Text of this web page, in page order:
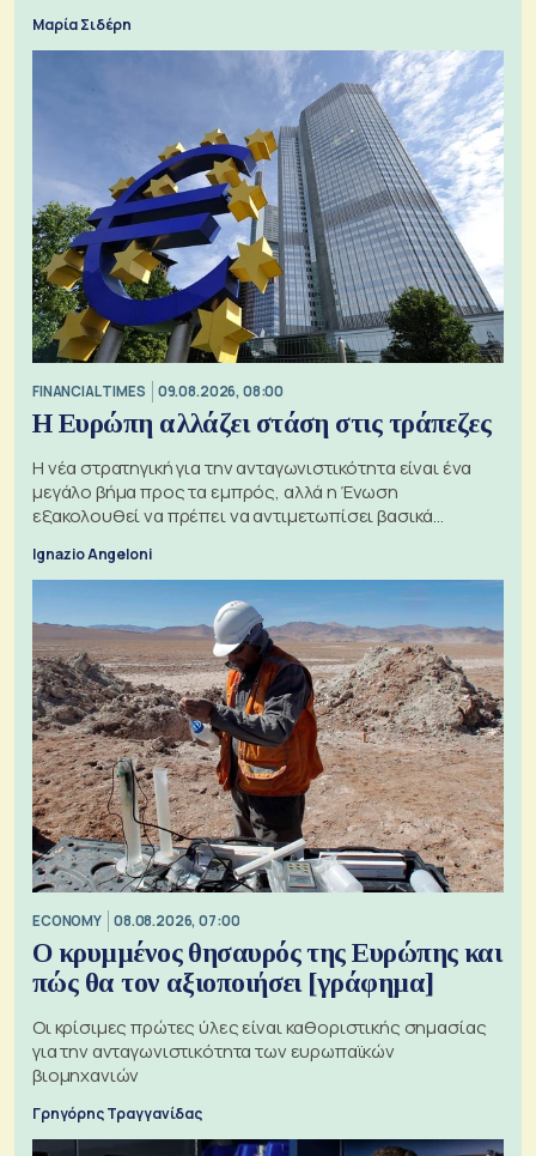
Μαρία Σιδέρη
FINANCIAL TIMES 09.08.2026, 08:00
Η Ευρώπη αλλάζει στάση στις τράπεζες
Η νέα στρατηγική για την ανταγωνιστικότητα είναι ένα
μεγάλο βήμα προς τα εμπρός, αλλά η Ένωση
εξακολουθεί να πρέπει να αντιμετωπίσει βασικά
Ignazio Angeloni
ECONOMY 08.08.2026, 07:00
Ο κρυμμένος θησαυρός της Ευρώπης και
πώς θα τον αξιοποιήσει [γράφημα]
Οι κρίσιμες πρώτες ύλες είναι καθοριστικής σημασίας
για την ανταγωνιστικότητα των ευρωπαϊκών
βιομηχανιών
Γρηγόρης Τραγγανίδας